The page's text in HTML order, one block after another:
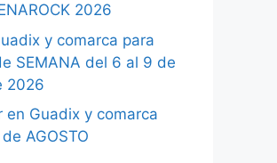
2026
y comarca para
SEMANA del 6 al 9 de
2026
en Guadix y comarca
AGOSTO